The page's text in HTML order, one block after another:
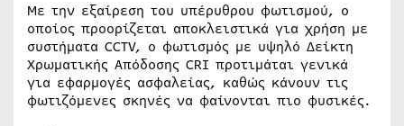
Με την εξαίρεση του υπέρυθρου φωτισμού, ο
οποίος προορίζεται αποκλειστικά για χρήση με
συστήματα CCTV, ο φωτισμός με υψηλό Δείκτη
Χρωματικής Απόδοσης CRI προτιμάται γενικά
για εφαρμογές ασφαλείας, καθώς κάνουν τις
φωτιζόμενες σκηνές να φαίνονται πιο φυσικές.